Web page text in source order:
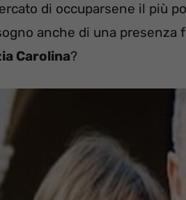
di occuparsene il più
anche di una presenza
Carolina?